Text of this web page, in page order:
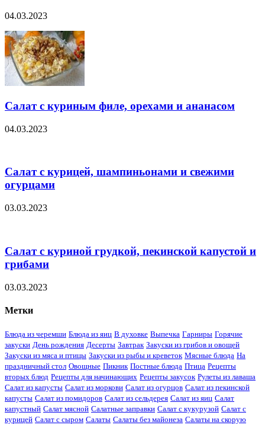
04.03.2023
Салат с куриным филе, орехами и ананасом
04.03.2023
Салат с курицей, шампиньонами и свежими
огурцами
03.03.2023
Салат с куриной грудкой, пекинской капустой и
грибами
03.03.2023
Метки
Блюда из черемши Блюда из яиц В духовке Выпечка Гарниры Горячие
закуски День рождения Десерты Завтрак Закуски из грибов и овощей
Закуски из мяса и птицы Закуски из рыбы и креветок Мясные блюда На
праздничный стол Овощные Пикник Постные блюда Птица Рецепты
вторых блюд Рецепты для начинающих Рецепты закусок Рулеты из лаваша
Салат из капусты Салат из моркови Салат из огурцов Салат из пекинской
капусты Салат из помидоров Салат из сельдерея Салат из яиц Салат
капустный Салат мясной Салатные заправки Салат с кукурузой Салат с
курицей Салат с сыром Салаты Салаты без майонеза Салаты на скорую